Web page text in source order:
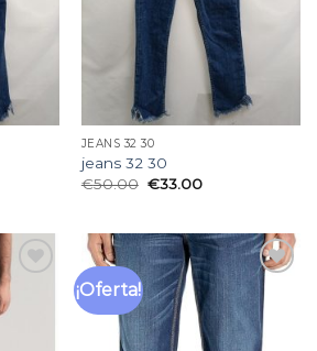
JEANS 32 30
jeans 32 30
€50.00 €33.00
Añadir
¡Oferta!
Añadir
a la
lista
de